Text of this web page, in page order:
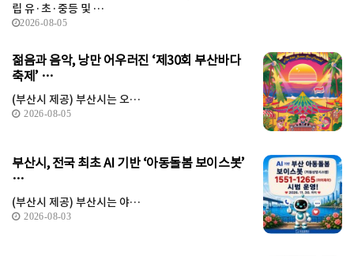
립 유·초·중등 및 …
2026-08-05
젊음과 음악, 낭만 어우러진 ‘제30회 부산바다
축제’ …
(부산시 제공) 부산시는 오…
2026-08-05
부산시, 전국 최초 AI 기반 ‘아동돌봄 보이스봇’
…
(부산시 제공) 부산시는 야…
2026-08-03